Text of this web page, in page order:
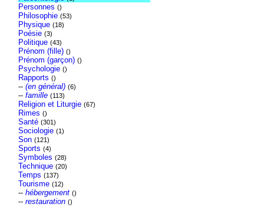
Personnes ()
Philosophie (53)
Physique (18)
Poésie (3)
Politique (43)
Prénom (fille) ()
Prénom (garçon) ()
Psychologie ()
Rapports ()
-- (en général) (6)
-- famille (113)
Religion et Liturgie (67)
Rimes ()
Santé (301)
Sociologie (1)
Son (121)
Sports (4)
Symboles (28)
Technique (20)
Temps (137)
Tourisme (12)
-- hébergement ()
-- restauration ()